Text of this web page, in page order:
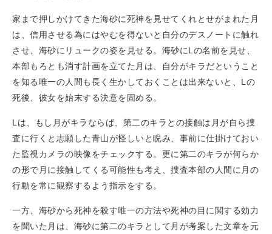
家まで押しかけてきた海砂に死神を見せてくれとせがまれた月
は、信用させる為にはやむを得ないと自分のデスノートに触れ
させ、海砂にリュークの姿を見せる。海砂にLの名前を見せ、
本部もろとも消す計画を立てた月は、自分がキラだということ
を知る唯一の人間も長く生かしておくことは出来ないと、Lの
死後、彼女を始末する決意を固める。
Lは、もし月がキラならば、第二のキラとの接触は月が自ら捜
査に行くと志願した青山が怪しいと睨み、事前に仕掛けておい
た監視カメラの映像をチェックする。更に第二のキラが何らか
の形で月に接触してくる可能性も考え、捜査本部の人間に月の
行動を常に観察するよう指示をする。
一方、海砂から死神を殺す唯一の方法や死神の目に関する効力
を聞いた月は、海砂に第二のキラとして月が考案した文章を元